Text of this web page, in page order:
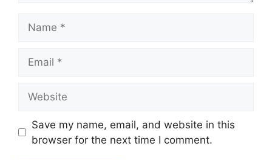
Save my name, email, and website in this
browser for the next time I comment.